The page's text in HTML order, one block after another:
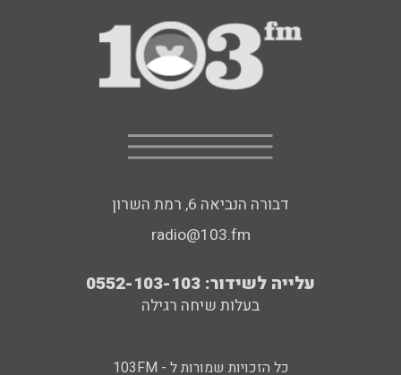
דבורה הנביאה 6, רמת השרון
radio@103.fm
עלייה לשידור: 0552-103-103
בעלות שיחה רגילה
כל הזכויות שמורות ל - 103FM